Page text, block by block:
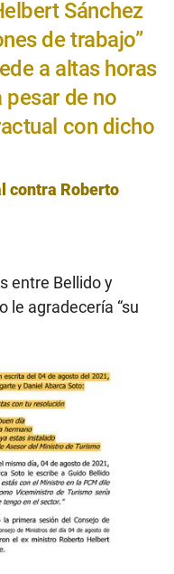
Sánchez
de trabajo”
a altas horas
pesar de no
con dicho
contra Roberto
entre Bellido y
le agradecería “su